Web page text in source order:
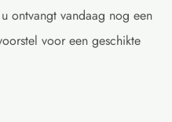
ontvangt vandaag nog een
voor een geschikte